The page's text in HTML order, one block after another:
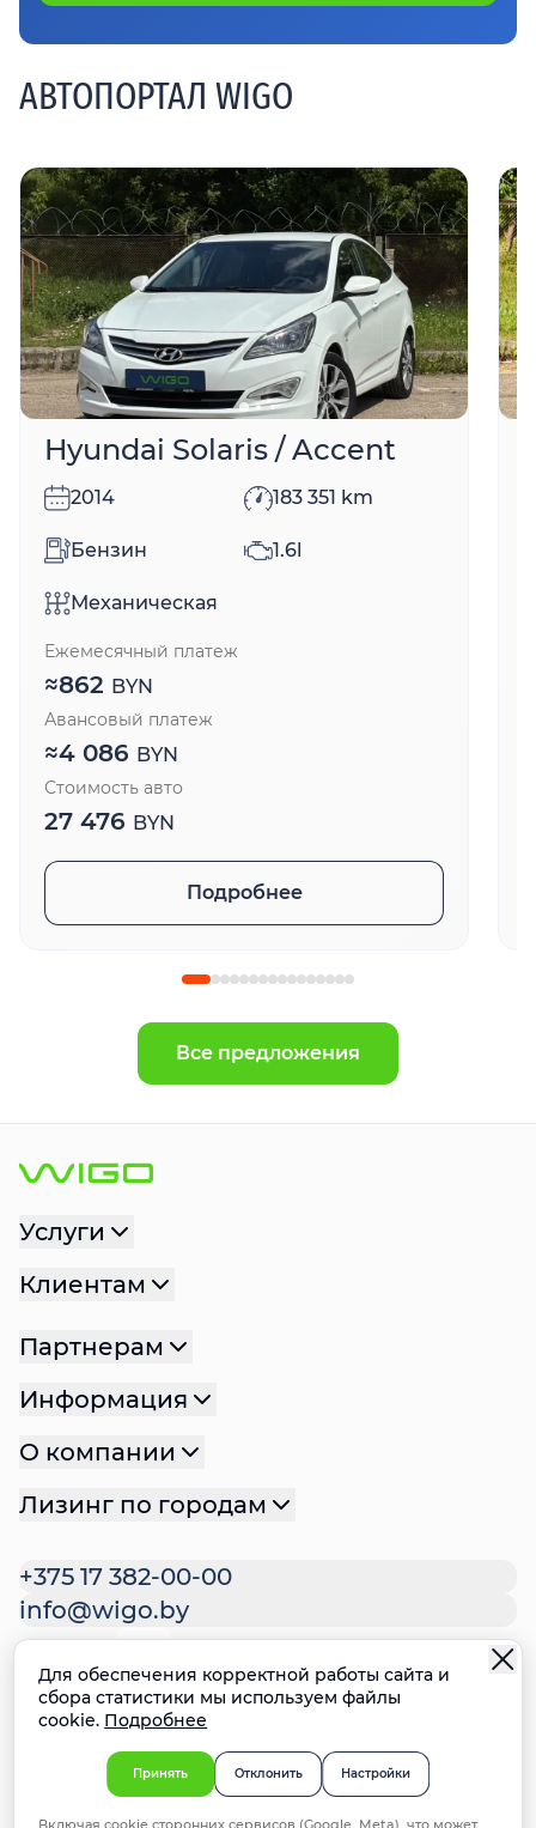
АВТОПОРТАЛ WIGO
Hyundai Solaris / Accent
2014 183 351 km
Бензин 1.6l
Механическая
Ежемесячный платеж
≈862 BYN
Авансовый платеж
≈4 086 BYN
Стоимость авто
27 476 BYN
Подробнее
Все предложения
+375 17 382-00-00
info@wigo.by
Услуги
Клиентам
Партнерам
Информация
О компании
Лизинг по городам
Политика конфиденциальности
Политика файлов cookie
Настройки cookie
Ответственное раскрытие
информации о недостатках систем
Для обеспечения корректной работы сайта и
сбора статистики мы используем файлы
cookie. Подробнее
Принять Отклонить Настройки
Включая cookie сторонних сервисов (Google, Meta), что может